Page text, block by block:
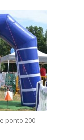
ponto 200